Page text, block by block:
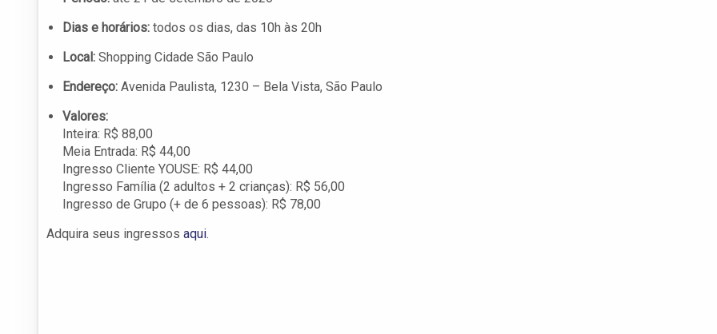
Dias e horários: todos os dias, das 10h às 20h
Local: Shopping Cidade São Paulo
Endereço: Avenida Paulista, 1230 – Bela Vista, São Paulo
Valores:
Inteira: R$ 88,00
Meia Entrada: R$ 44,00
Ingresso Cliente YOUSE: R$ 44,00
Ingresso Família (2 adultos + 2 crianças): R$ 56,00
Ingresso de Grupo (+ de 6 pessoas): R$ 78,00
Adquira seus ingressos aqui.